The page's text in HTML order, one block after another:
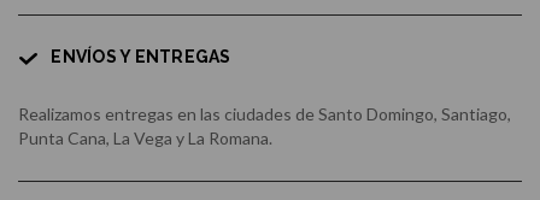
ENVÍOS Y ENTREGAS
Realizamos entregas en las ciudades de Santo Domingo, Santiago,
Punta Cana, La Vega y La Romana.